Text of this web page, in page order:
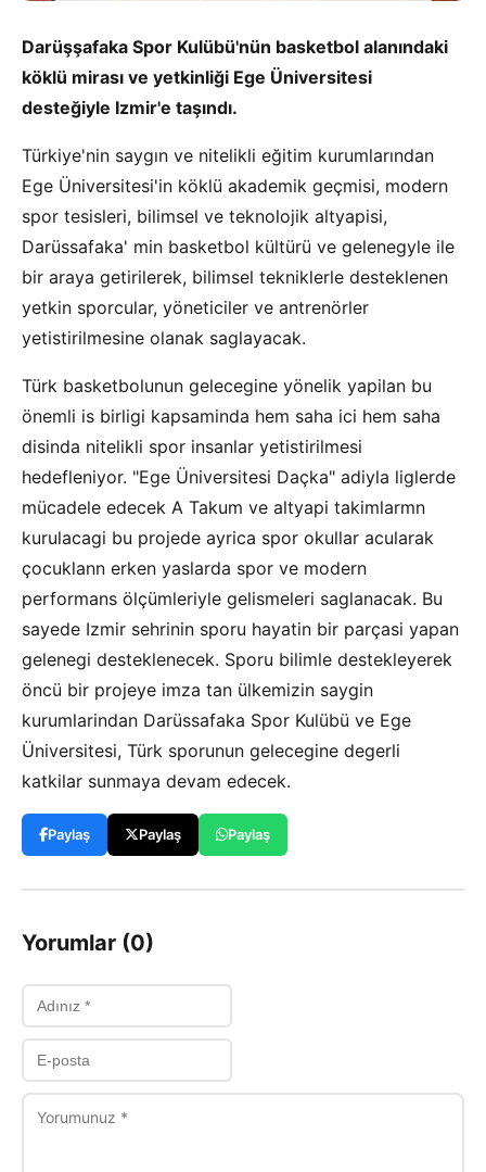
Darüşşafaka Spor Kulübü'nün basketbol alanındaki
köklü mirası ve yetkinliği Ege Üniversitesi
desteğiyle Izmir'e taşındı.
Türkiye'nin saygın ve nitelikli eğitim kurumlarından
Ege Üniversitesi'in köklü akademik geçmisi, modern
spor tesisleri, bilimsel ve teknolojik altyapisi,
Darüssafaka' min basketbol kültürü ve gelenegyle ile
bir araya getirilerek, bilimsel tekniklerle desteklenen
yetkin sporcular, yöneticiler ve antrenörler
yetistirilmesine olanak saglayacak.
Türk basketbolunun gelecegine yönelik yapilan bu
önemli is birligi kapsaminda hem saha ici hem saha
disinda nitelikli spor insanlar yetistirilmesi
hedefleniyor. "Ege Üniversitesi Daçka" adiyla liglerde
mücadele edecek A Takum ve altyapi takimlarmn
kurulacagi bu projede ayrica spor okullar acularak
çocuklann erken yaslarda spor ve modern
performans ölçümleriyle gelismeleri saglanacak. Bu
sayede Izmir sehrinin sporu hayatin bir parçasi yapan
gelenegi desteklenecek. Sporu bilimle destekleyerek
öncü bir projeye imza tan ülkemizin saygin
kurumlarindan Darüssafaka Spor Kulübü ve Ege
Üniversitesi, Türk sporunun gelecegine degerli
katkilar sunmaya devam edecek.
Paylaş Paylaş Paylaş
Yorumlar (0)